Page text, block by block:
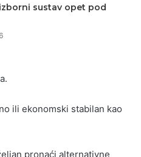
sustav opet pod
ili ekonomski stabilan kao
pronaći alternativne